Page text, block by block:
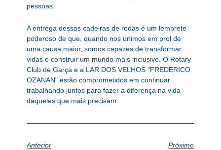
pessoas.
A entrega dessas cadeiras de rodas é um lembrete
poderoso de que, quando nos unimos em prol de
uma causa maior, somos capazes de transformar
vidas e construir um mundo mais inclusivo. O Rotary
Club de Garça e a LAR DOS VELHOS "FREDERICO
OZANAN" estão comprometidos em continuar
trabalhando juntos para fazer a diferença na vida
daqueles que mais precisam.
Anterior Próximo